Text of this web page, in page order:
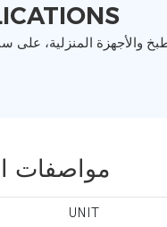
مواصفات
UNIT